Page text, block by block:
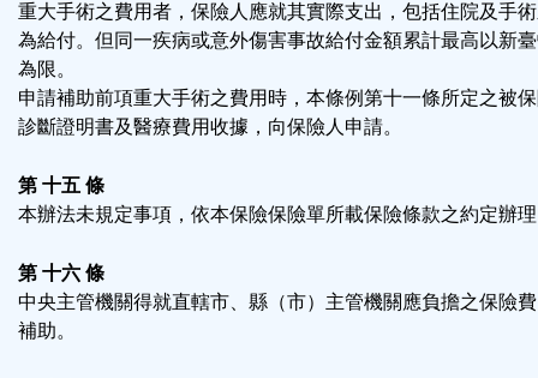
重大手術之費用者，保險人應就其實際支出，包括住院及手
為給付。但同一疾病或意外傷害事故給付金額累計最高以新
為限。
申請補助前項重大手術之費用時，本條例第十一條所定之被
診斷證明書及醫療費用收據，向保險人申請。
第 十五 條
本辦法未規定事項，依本保險保險單所載保險條款之約定辦
第 十六 條
中央主管機關得就直轄市、縣（市）主管機關應負擔之保險
補助。